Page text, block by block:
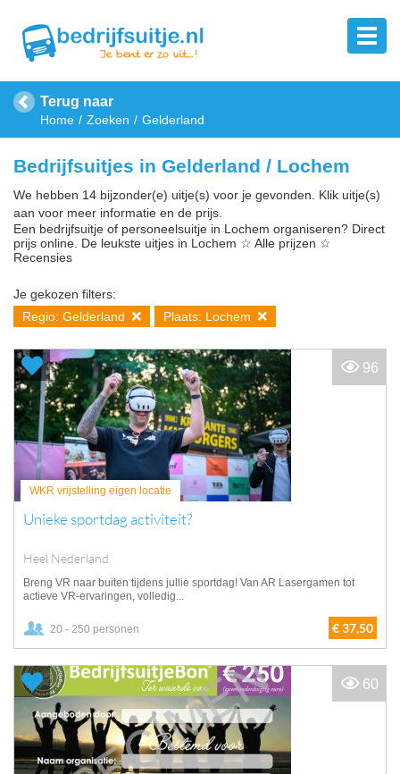
Terug naar
Home Zoeken Gelderland
Bedrijfsuitjes in Gelderland / Lochem
We hebben 14 bijzonder(e) uitje(s) voor je gevonden. Klik uitje(s)
aan voor meer informatie en de prijs.
Een bedrijfsuitje of personeelsuitje in Lochem organiseren? Direct
prijs online. De leukste uitjes in Lochem ☆ Alle prijzen ☆
Recensies
Je gekozen filters:
Regio: Gelderland
Plaats: Lochem
WKR vrijstelling eigen locatie
Unieke sportdag activiteit?
Heel Nederland
Breng VR naar buiten tijdens jullie sportdag! Van AR Lasergamen tot
actieve VR-ervaringen, volledig...
20 - 250 personen € 37,50
96
60